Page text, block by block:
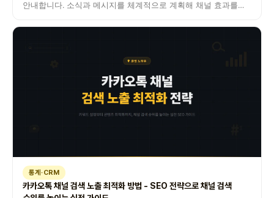
안내합니다. 소식과 메시지를 체계적으로 계획해 채널 효과를
통계·CRM
카카오톡 채널 검색 노출 최적화 방법 - SEO 전략으로 채널 검색